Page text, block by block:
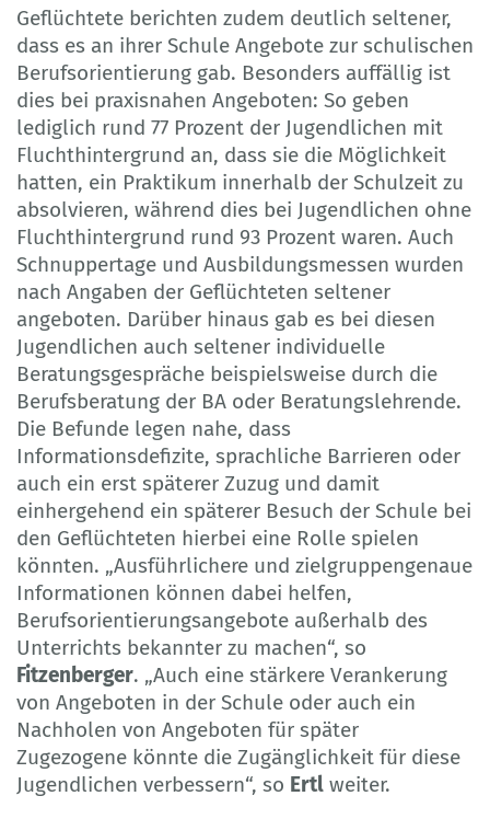
Geflüchtete berichten zudem deutlich seltener,
dass es an ihrer Schule Angebote zur schulischen
Berufsorientierung gab. Besonders auffällig ist
dies bei praxisnahen Angeboten: So geben
lediglich rund 77 Prozent der Jugendlichen mit
Fluchthintergrund an, dass sie die Möglichkeit
hatten, ein Praktikum innerhalb der Schulzeit zu
absolvieren, während dies bei Jugendlichen ohne
Fluchthintergrund rund 93 Prozent waren. Auch
Schnuppertage und Ausbildungsmessen wurden
nach Angaben der Geflüchteten seltener
angeboten. Darüber hinaus gab es bei diesen
Jugendlichen auch seltener individuelle
Beratungsgespräche beispielsweise durch die
Berufsberatung der BA oder Beratungslehrende.
Die Befunde legen nahe, dass
Informationsdefizite, sprachliche Barrieren oder
auch ein erst späterer Zuzug und damit
einhergehend ein späterer Besuch der Schule bei
den Geflüchteten hierbei eine Rolle spielen
könnten. „Ausführlichere und zielgruppengenaue
Informationen können dabei helfen,
Berufsorientierungsangebote außerhalb des
Unterrichts bekannter zu machen“, so
Fitzenberger. „Auch eine stärkere Verankerung
von Angeboten in der Schule oder auch ein
Nachholen von Angeboten für später
Zugezogene könnte die Zugänglichkeit für diese
Jugendlichen verbessern“, so Ertl weiter.